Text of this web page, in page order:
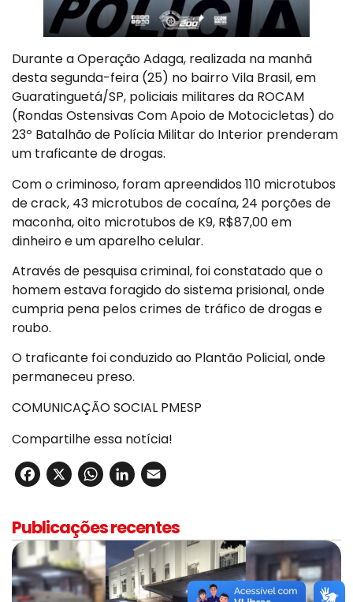
Durante a Operação Adaga, realizada na manhã
desta segunda-feira (25) no bairro Vila Brasil, em
Guaratinguetá/SP, policiais militares da ROCAM
(Rondas Ostensivas Com Apoio de Motocicletas) do
23º Batalhão de Polícia Militar do Interior prenderam
um traficante de drogas.
Com o criminoso, foram apreendidos 110 microtubos
de crack, 43 microtubos de cocaína, 24 porções de
maconha, oito microtubos de K9, R$87,00 em
dinheiro e um aparelho celular.
Através de pesquisa criminal, foi constatado que o
homem estava foragido do sistema prisional, onde
cumpria pena pelos crimes de tráfico de drogas e
roubo.
O traficante foi conduzido ao Plantão Policial, onde
permaneceu preso.
COMUNICAÇÃO SOCIAL PMESP
Compartilhe essa notícia!
Facebook
X WhatsApp
LinkedIn
Publicações recentes